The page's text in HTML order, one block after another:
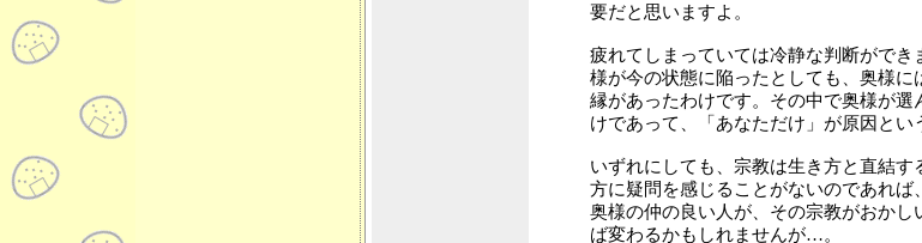
要だと思いますよ。
疲れてしまっていては冷静な判断がで
様が今の状態に陥ったとしても、奥様
縁があったわけです。その中で奥様が
けであって、「あなただけ」が原因とい
いずれにしても、宗教は生き方と直結
方に疑問を感じることがないのであれば
奥様の仲の良い人が、その宗教がおか
ば変わるかもしれませんが…。